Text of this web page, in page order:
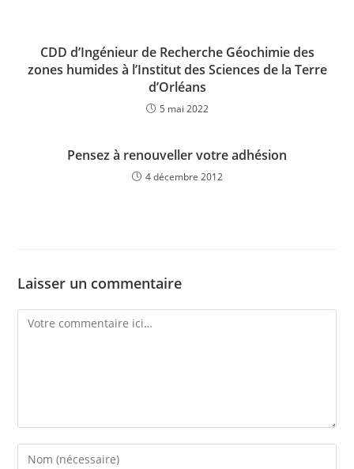
CDD d’Ingénieur de Recherche Géochimie des
zones humides à l’Institut des Sciences de la Terre
d’Orléans
5 mai 2022
Pensez à renouveller votre adhésion
4 décembre 2012
Laisser un commentaire